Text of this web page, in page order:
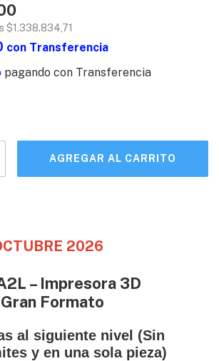
$1.338.834,71
con Transferencia
pagando con Transferencia
2026
– Impresora 3D
Formato
al siguiente nivel (Sin
y en una sola pieza)